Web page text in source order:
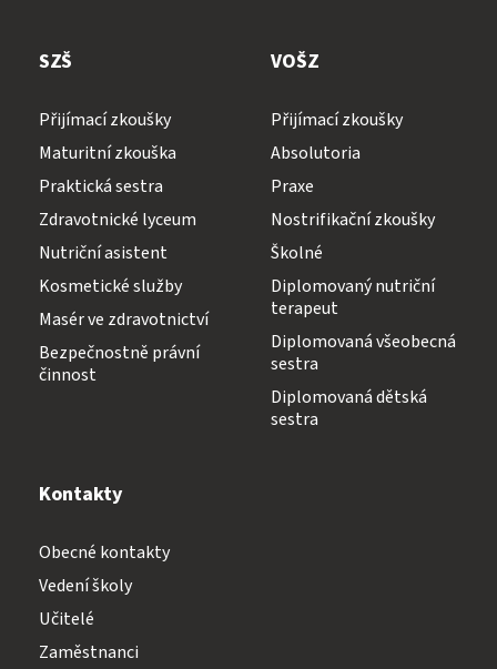
SZŠ
Přijímací zkoušky
Maturitní zkouška
Praktická sestra
Zdravotnické lyceum
Nutriční asistent
Kosmetické služby
Masér ve zdravotnictví
Bezpečnostně právní
činnost
VOŠZ
Přijímací zkoušky
Absolutoria
Praxe
Nostrifikační zkoušky
Školné
Diplomovaný nutriční
terapeut
Diplomovaná všeobecná
sestra
Diplomovaná dětská
sestra
Kontakty
Obecné kontakty
Vedení školy
Učitelé
Zaměstnanci